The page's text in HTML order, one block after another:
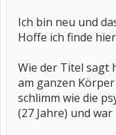
Ich bin neu und
Hoffe ich finde
Wie der Titel sagt
am ganzen
schlimm wie die
(27 Jahre) und